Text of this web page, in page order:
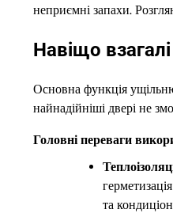
неприємні запахи.
Навіщо
Основна функція
найнадійніші двері не
Головні переваги
та